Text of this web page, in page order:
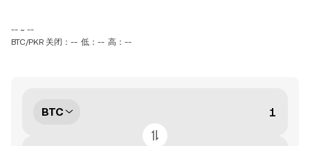
-- ~ --
BTC/PKR 关闭：-- 低：-- 高：--
BTC